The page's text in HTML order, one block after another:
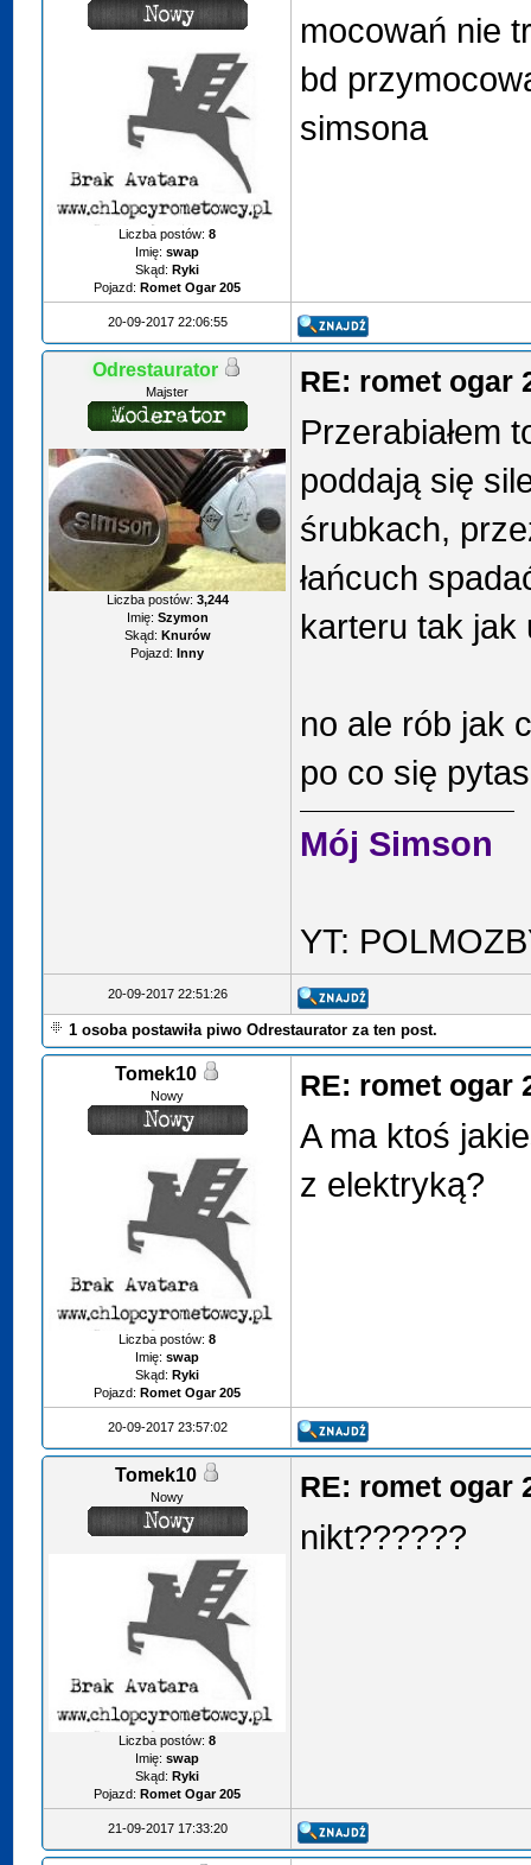
Liczba postów:8
Imię: swap
Skąd: Ryki
Pojazd: Romet Ogar 205
mocowań nie
bd
simsona
20-09-2017 22:06:55
Odrestaurator
Majster
Liczba postów: 3,244
Imię: Szymon
Skąd: Knurów
Pojazd: Inny
RE: romet ogar
Przerabiałem
poddają się
śrubkach,
łańcuch
karteru tak jak
no ale rób jak
po co się
Mój Simson
YT:
20-09-2017 22:51:26
1 osoba postawiła piwo Odrestaurator za ten post.
Tomek10
Nowy
Liczba postów:8
Imię: swap
Skąd: Ryki
Pojazd: Romet Ogar 205
RE: romet ogar
A ma ktoś
z elektryką?
20-09-2017 23:57:02
Tomek10
Nowy
Liczba postów:8
Imię: swap
Skąd: Ryki
Pojazd: Romet Ogar 205
RE: romet ogar
nikt??????
21-09-2017 17:33:20